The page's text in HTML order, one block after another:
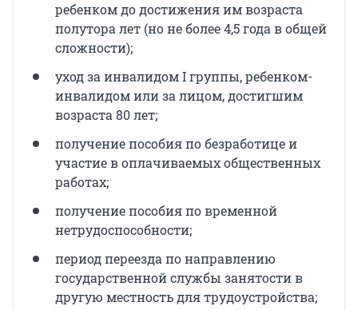
ребенком до достижения им возраста
полутора лет (но не более 4,5 года в общей
сложности);
уход за инвалидом I группы, ребенком-
инвалидом или за лицом, достигшим
возраста 80 лет;
получение пособия по безработице и
участие в оплачиваемых общественных
работах;
получение пособия по временной
нетрудоспособности;
период переезда по направлению
государственной службы занятости в
другую местность для трудоустройства;